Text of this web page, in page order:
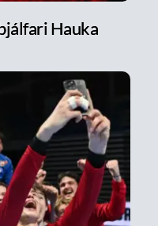
Hauka